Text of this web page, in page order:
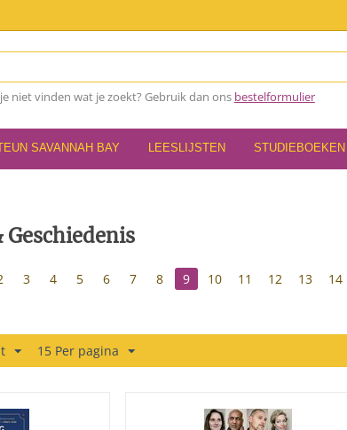
niet vinden wat je zoekt? Gebruik dan ons bestelformulier
SAVANNAH BAY LEESLIJSTEN STUDIEBOEKEN
3 4 5 6 7 8 9 10 11 12 13 14
15 Per pagina